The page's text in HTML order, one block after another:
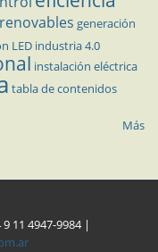
generación
LED industria 4.0
instalación eléctrica
tabla de contenidos
Más
11 4947-9984 |